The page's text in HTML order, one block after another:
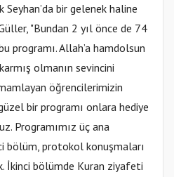
Seyhan’da bir gelenek haline
"Bundan 2 yıl önce de 74
programı. Allah’a hamdolsun
olmanın sevincini
öğrencilerimizin
bir programı onlara hediye
Programımız üç ana
bölüm, protokol konuşmaları
İkinci bölümde Kuran ziyafeti